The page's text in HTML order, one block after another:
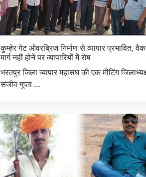
कुम्हेर गेट ओवरब्रिज निर्माण से व्यापार प्रभावित,
मार्ग नहीं होने पर व्यापारियों में रोष
भरतपुर जिला व्यापार महासंघ की एक मीटिंग
संजीव गुप्ता …